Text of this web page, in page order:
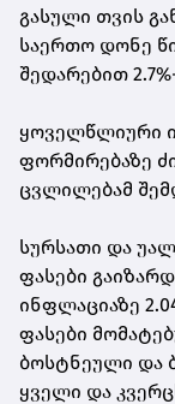
გასული თვის
საერთო დონე
შედარებით
ყოველწლიური
ფორმირებაზე
ცვლილებამ
სურსათი და
ფასები
ინფლაციაზე
ფასები
ბოსტნეული და
ყველი და